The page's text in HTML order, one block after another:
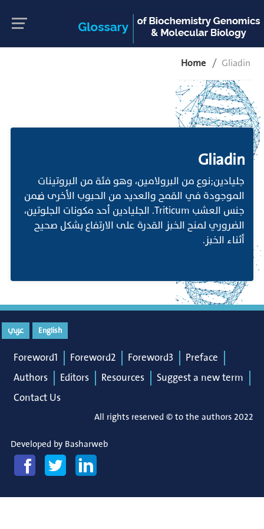
Home Gliadin
Gliadin
جليادين;نوع من البرولامين، وهو فئة من البروتينات
الموجودة في القمح والعديد من الحبوب الأخرى ضمن
جنس العشب Triticum. الجليادين أحد مكونات الجلوتين،
الضروري لمنح الخبز القدرة على الارتفاع بشكل صحيح
أثناء الخبز.
English عربي
Foreword1 Foreword2 Foreword3
Preface
Authors
Editors Resources
Suggest a new term
Contact Us
All rights reserved © to the authors 2022
Developed by Basharweb